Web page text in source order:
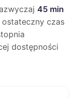
45 min
czas
dostępności